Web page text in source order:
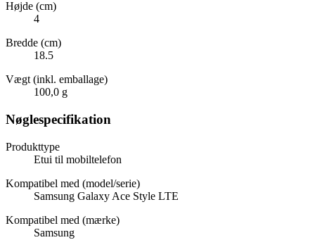
Højde (cm)
4
Bredde (cm)
18.5
Vægt (inkl. emballage)
100,0 g
Nøglespecifikation
Produkttype
Etui til mobiltelefon
Kompatibel med (model/serie)
Samsung Galaxy Ace Style LTE
Kompatibel med (mærke)
Samsung